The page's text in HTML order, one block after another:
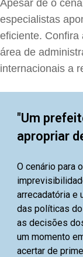
Apesar de o
especialistas
eficiente. Confira
área de
internacionais a
"Um
apropriar
O cenário para
arrecadatória e
das políticas
as decisões
um momento
acertar de